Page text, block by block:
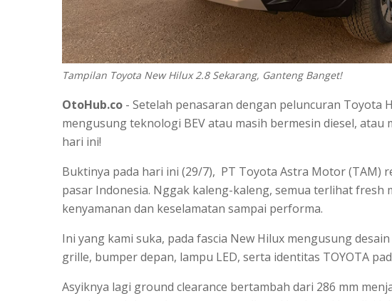
Tampilan Toyota New Hilux 2.8 Sekarang, Ganteng Banget!
OtoHub.co - Setelah penasaran dengan peluncuran Toyota
mengusung teknologi BEV atau masih bermesin diesel,
hari ini!
Buktinya pada hari ini (29/7), PT Toyota Astra Motor (TAM)
pasar Indonesia. Nggak kaleng-kaleng, semua terlihat
kenyamanan dan keselamatan sampai performa.
Ini yang kami suka, pada fascia New Hilux mengusung
grille, bumper depan, lampu LED, serta identitas TOYOTA
Asyiknya lagi ground clearance bertambah dari 286 mm